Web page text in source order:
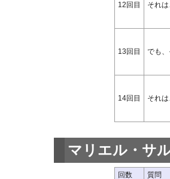
12回目 それ
13回目 でも
14回目 それ
マリエル・サ
回数 質問